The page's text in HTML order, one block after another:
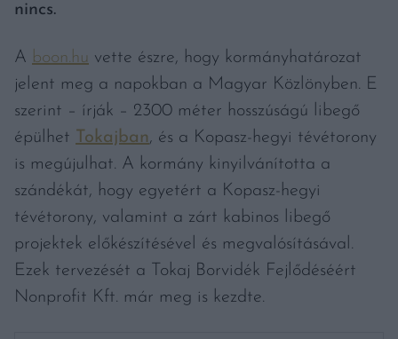
nincs.
A boon.hu vette észre, hogy kormányhatározat
jelent meg a napokban a Magyar Közlönyben. E
szerint – írják – 2300 méter hosszúságú libegő
épülhet Tokajban, és a Kopasz-hegyi tévétorony
is megújulhat. A kormány kinyilvánította a
szándékát, hogy egyetért a Kopasz-hegyi
tévétorony, valamint a zárt kabinos libegő
projektek előkészítésével és megvalósításával.
Ezek tervezését a Tokaj Borvidék Fejlődéséért
Nonprofit Kft. már meg is kezdte.